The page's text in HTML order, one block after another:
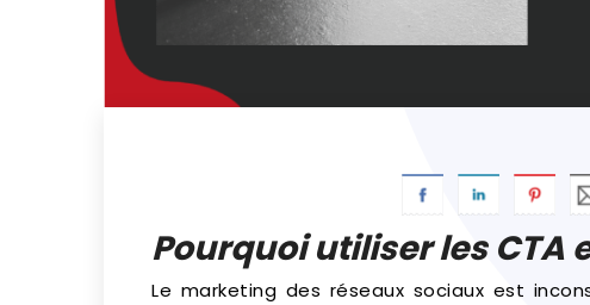
Pourquoi utiliser les CTA
Le marketing des réseaux sociaux est